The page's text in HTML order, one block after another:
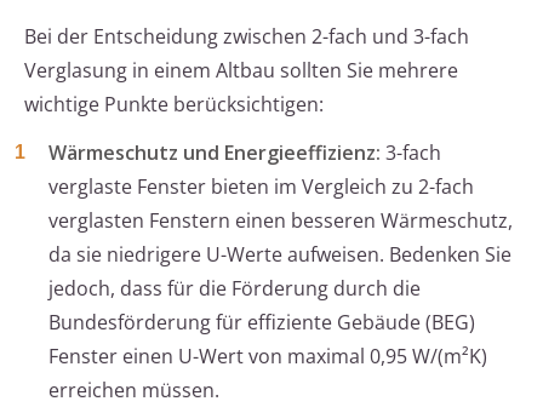
Bei der Entscheidung zwischen 2-fach und 3-fach
Verglasung in einem Altbau sollten Sie mehrere
wichtige Punkte berücksichtigen:
Wärmeschutz und Energieeffizienz: 3-fach
verglaste Fenster bieten im Vergleich zu 2-fach
verglasten Fenstern einen besseren Wärmeschutz,
da sie niedrigere U-Werte aufweisen. Bedenken Sie
jedoch, dass für die Förderung durch die
Bundesförderung für effiziente Gebäude (BEG)
Fenster einen U-Wert von maximal 0,95 W/(m²K)
erreichen müssen.